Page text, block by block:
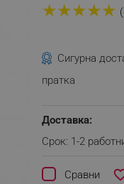
★★★★★
Сигурна
пратка
Доставка:
Срок: 1-2
Сравни